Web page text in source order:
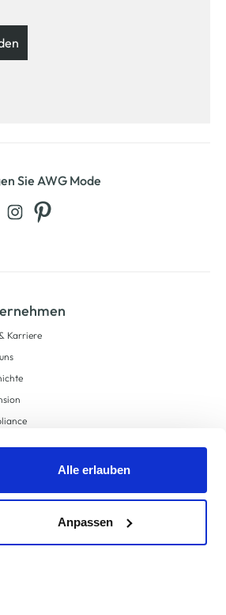
Alle erlauben
Anpassen
Sie AWG Mode
Karriere
Chain Due Diligence